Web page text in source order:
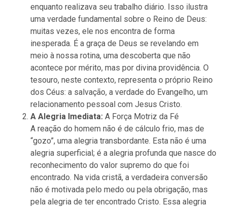
enquanto realizava seu trabalho diário. Isso ilustra
uma verdade fundamental sobre o Reino de Deus:
muitas vezes, ele nos encontra de forma
inesperada. É a graça de Deus se revelando em
meio à nossa rotina, uma descoberta que não
acontece por mérito, mas por divina providência. O
tesouro, neste contexto, representa o próprio Reino
dos Céus: a salvação, a verdade do Evangelho, um
relacionamento pessoal com Jesus Cristo.
A Alegria Imediata: A Força Motriz da Fé
A reação do homem não é de cálculo frio, mas de
“gozo”, uma alegria transbordante. Esta não é uma
alegria superficial; é a alegria profunda que nasce do
reconhecimento do valor supremo do que foi
encontrado. Na vida cristã, a verdadeira conversão
não é motivada pelo medo ou pela obrigação, mas
pela alegria de ter encontrado Cristo. Essa alegria